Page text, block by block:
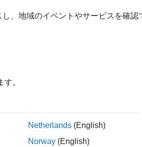
処理を高速化する
を上げるには、次の方法があります
Toolbox)
関数を使用して GPU か
GPU 配列をサポートする関
カーをもつクラスター内でシミュレ
、地域のイベントやサービスを確
。
Netherlands (English)
Norway (English)